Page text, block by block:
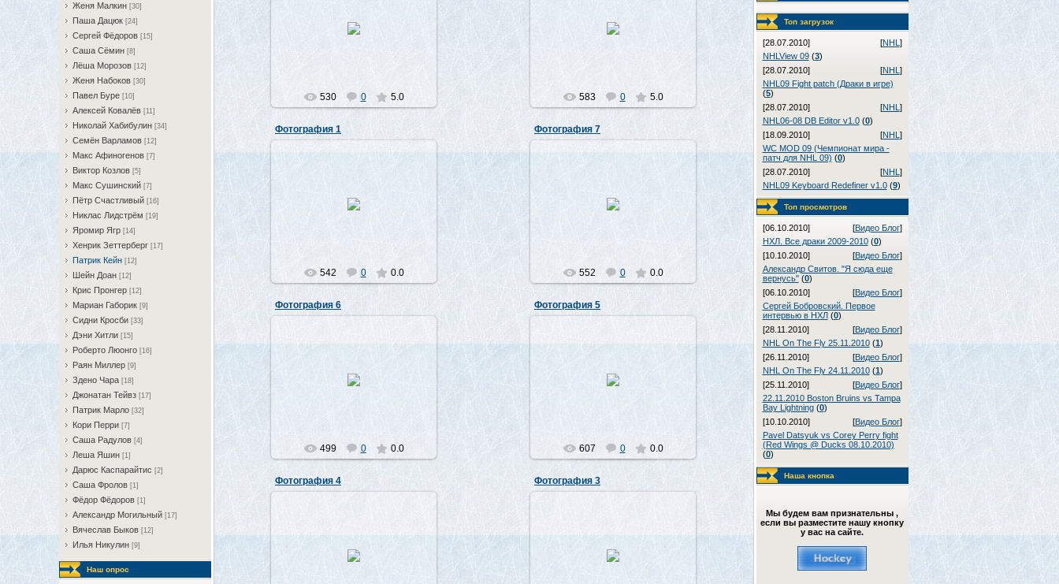
Женя Малкин [30]
Паша Дацюк [24]
Сергей Фёдоров [15]
Саша Сёмин [8]
Лёша Морозов [12]
Женя Набоков [30]
Павел Буре [10]
Алексей Ковалёв [11]
Николай Хабибулин [34]
Семён Варламов [12]
Макс Афиногенов [7]
Виктор Козлов [5]
Макс Сушинский [7]
Пётр Счастливый [16]
Никлас Лидстрём [19]
Яромир Ягр [14]
Хенрик Зеттерберг [17]
Патрик Кейн [12]
Шейн Доан [12]
Крис Пронгер [12]
Мариан Габорик [9]
Сидни Кросби [33]
Дэни Хитли [15]
Роберто Люонго [16]
Раян Миллер [9]
Здено Чара [18]
Джонатан Тейвз [17]
Патрик Марло [32]
Кори Перри [7]
Саша Радулов [4]
Леша Яшин [1]
Дарюс Каспарайтис [2]
Саша Фролов [1]
Фёдор Фёдоров [1]
Александр Могильный [17]
Вячеслав Быков [12]
Илья Никулин [9]
Наш опрос
530 0 5.0 583 0 5.0
Фотография 1
542 0 0.0
Фотография 7
552 0 0.0
Фотография 6
499 0 0.0
Фотография 5
607 0 0.0
Фотография 4 Фотография 3
Топ загрузок
[28.07.2010] [NHL ]
NHLView 09 (3)
[28.07.2010]
[NHL ]
NHL09 Fight patch (Драки в игре)
(5)
[28.07.2010]
[NHL ]
NHL06-08 DB Editor v1.0 (0)
[18.09.2010]
[NHL ]
WC MOD 09 (Чемпионат мира -
патч для NHL 09) (0)
[28.07.2010]
[NHL ]
NHL09 Keyboard Redefiner v1.0 (9)
Топ просмотров
[06.10.2010] [Видео Блог]
НХЛ. Все драки 2009-2010 (0)
[10.10.2010]
[Видео Блог]
Александр Свитов. "Я сюда еще
вернусь" (0)
[06.10.2010]
[Видео Блог]
Сергей Бобровский. Первое
интервью в НХЛ (0)
[28.11.2010]
[Видео Блог]
NHL On The Fly 25.11.2010 (1)
[26.11.2010]
[Видео Блог]
NHL On The Fly 24.11.2010 (1)
[25.11.2010]
[Видео Блог]
22.11.2010 Boston Bruins vs Tampa
Bay Lightning (0)
[10.10.2010]
[Видео Блог]
Pavel Datsyuk vs Corey Perry fight
(Red Wings @ Ducks 08.10.2010)
(0)
Наша кнопка
Мы будем вам признательны ,
если вы разместите нашу кнопку
у вас на сайте.